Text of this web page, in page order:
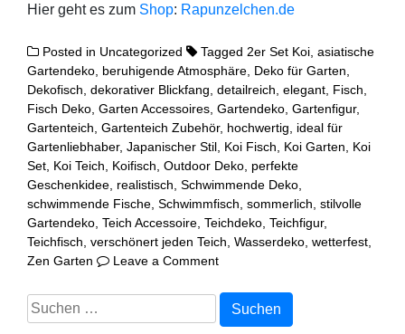
Hier geht es zum Shop: Rapunzelchen.de
Posted in Uncategorized Tagged 2er Set Koi ,asiatische
Gartendeko beruhigende Atmosphäre Deko für Garten
Dekofisch dekorativer Blickfang detailreich elegant Fisch
Fisch Deko Garten Accessoires Gartendeko Gartenfigur,
Gartenteich Gartenteich Zubehör, hochwertig
ideal für
Gartenliebhaber, Japanischer Stil Koi Fisch Koi Garten
Koi
Set Koi Teich Koifisch Outdoor Deko perfekte
Geschenkidee realistisch Schwimmende Deko
schwimmende Fische Schwimmfisch sommerlich stilvolle
Gartendeko Teich Accessoire Teichdeko Teichfigur,
Teichfisch verschönert jeden Teich Wasserdeko wetterfest
Zen Garten
Leave a Commenton
Porzellan
Koi
Suchen
nach: